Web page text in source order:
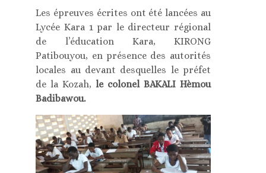
Les épreuves écrites ont été lancées au
Lycée Kara 1 par le directeur régional
de l’éducation Kara, KIRONG
Patibouyou, en présence des autorités
locales au devant desquelles le préfet
de la Kozah, le colonel BAKALI Hèmou
Badibawou.